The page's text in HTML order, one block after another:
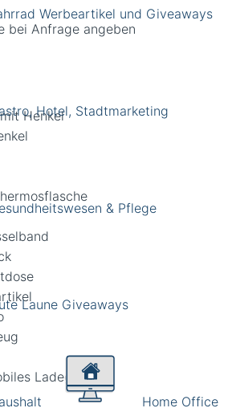
Werbeartikel und Giveaways
Hotel, Stadtmarketing
& Pflege
Laune Giveaways
Home Office
bei Anfrage angeben
Henkel
Ladegerät